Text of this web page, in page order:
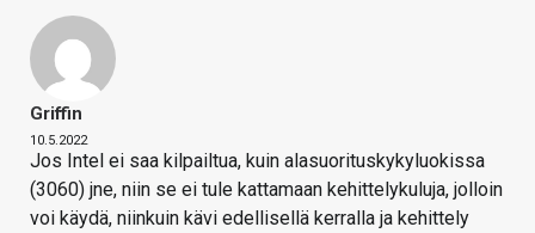
Griffin
10.5.2022
Jos Intel ei saa kilpailtua, kuin alasuorituskykyluokissa
(3060) jne, niin se ei tule kattamaan kehittelykuluja, jolloin
voi käydä, niinkuin kävi edellisellä kerralla ja kehittely